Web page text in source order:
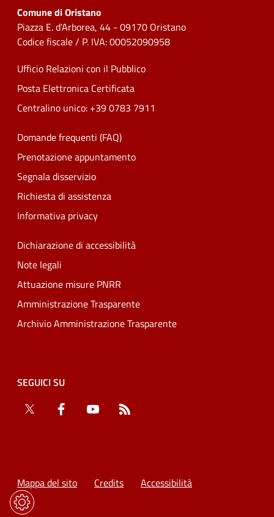
Comune di Oristano
Piazza E. d'Arborea, 44 - 09170 Oristano
Codice fiscale / P. IVA: 00052090958
Ufficio Relazioni con il Pubblico
Posta Elettronica Certificata
Centralino unico: +39 0783 7911
Domande frequenti (FAQ)
Prenotazione appuntamento
Segnala disservizio
Richiesta di assistenza
Informativa privacy
Dichiarazione di accessibilità
Note legali
Attuazione misure PNRR
Amministrazione Trasparente
Archivio Amministrazione Trasparente
SEGUICI SU
Twitter
Facebook YouTube
Mappa del sito Credits Accessibilità